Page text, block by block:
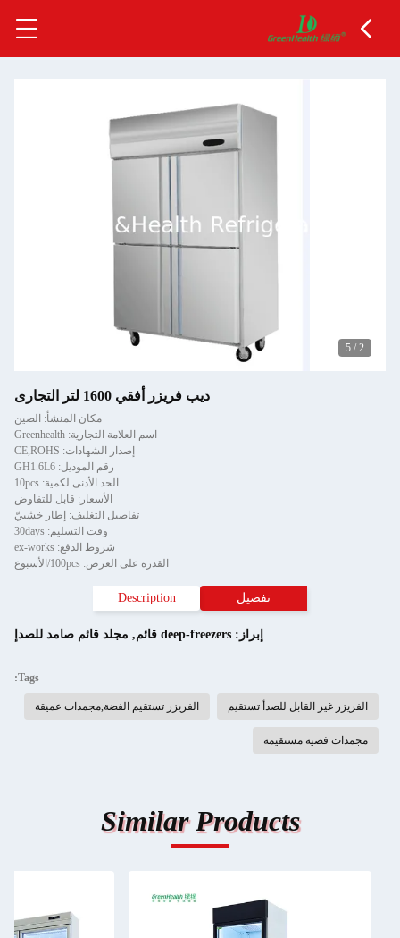
2
/
5
ديب فريزر أفقي 1600 لتر التجارى
مكان المنشأ: الصين
اسم العلامة التجارية: Greenhealth
إصدار الشهادات: CE,ROHS
رقم الموديل: GH1.6L6
الحد الأدنى لكمية: 10pcs
الأسعار: قابل للتفاوض
تفاصيل التغليف: إطار خشبيّ
وقت التسليم: 30days
شروط الدفع: ex-works
القدرة على العرض: 100pcs/الأسبوع
تفصيل Description
إبراز: deep-freezers قائم , مجلد قائم صامد للصدإ
Tags:
الفريزر غير القابل للصدأ تستقيم الفريزر تستقيم الفضة,مجمدات عميقة
مجمدات فضية مستقيمة
Similar Products